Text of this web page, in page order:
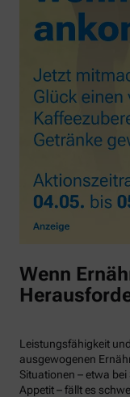
Wenn
Leistungsfähigkeit
ausgewogenen
Situationen – etwa
Appetit – fällt es